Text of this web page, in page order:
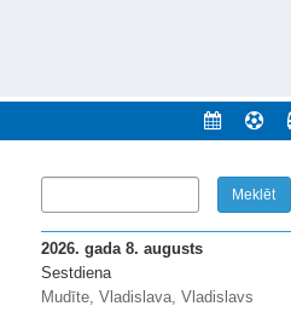
novadu un apkārtējos novadus un pilsētas.
2026. gada 8. augusts
Sestdiena
Mudīte, Vladislava, Vladislavs